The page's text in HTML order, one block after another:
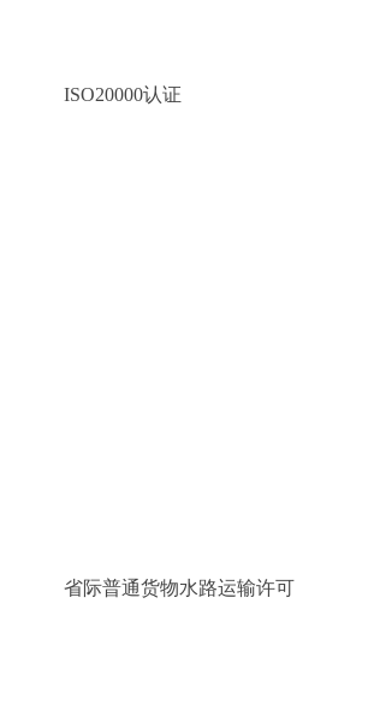
ISO20000认证
省际普通货物水路运输许可